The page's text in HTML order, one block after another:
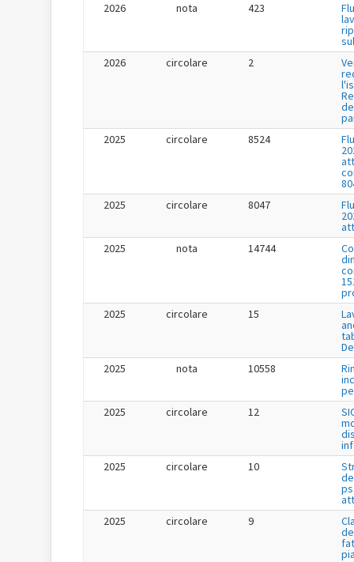
2026
nota 423
2026
circolare 2
2025
circolare 8524
2025
circolare 8047
2025
nota 14744
2025
circolare 15
2025
nota 10558
2025
circolare 12
2025
circolare 10
2025
circolare 9